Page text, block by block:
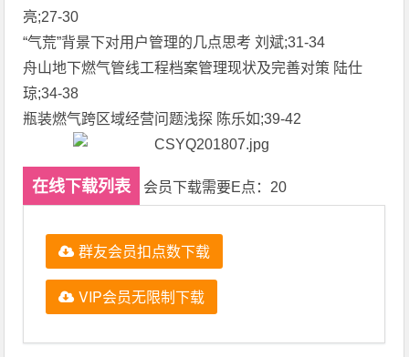
亮;27-30
“气荒”背景下对用户管理的几点思考 刘斌;31-34
舟山地下燃气管线工程档案管理现状及完善对策 陆仕
琼;34-38
瓶装燃气跨区域经营问题浅探 陈乐如;39-42
在线下载列表 会员下载需要E点：20
群友会员扣点数下载
VIP会员无限制下载